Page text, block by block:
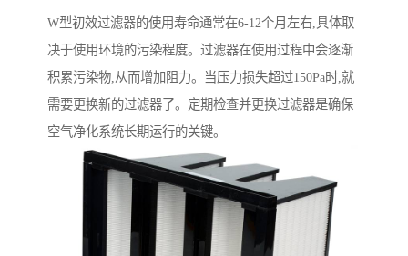
W型初效过滤器的使用寿命通常在6-12个月左右,具体取
决于使用环境的污染程度。过滤器在使用过程中会逐渐
积累污染物,从而增加阻力。当压力损失超过150Pa时,就
需要更换新的过滤器了。定期检查并更换过滤器是确保
空气净化系统长期运行的关键。